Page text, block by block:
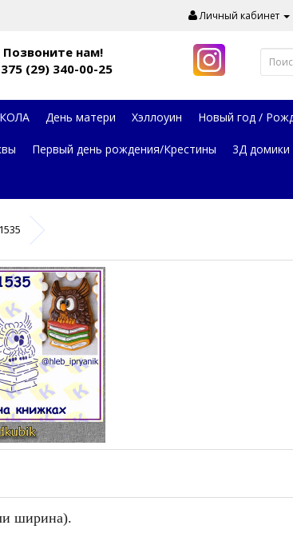
Личный кабинет
Позвоните нам!
(29) 340-00-25
День матери Хэллоуин Новый год /
Первый день рождения/Крестины 3Д домики
ширина).